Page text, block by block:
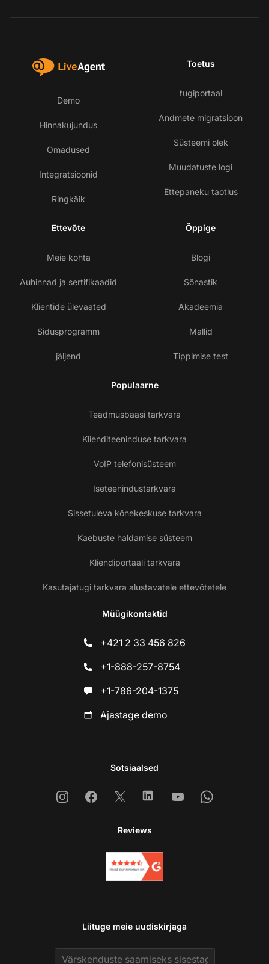
Demo
Hinnakujundus
Omadused
Integratsioonid
Ringkäik
Toetus
tugiportaal
Andmete migratsioon
Süsteemi olek
Muudatuste logi
Ettepaneku taotlus
Ettevõte
Meie kohta
Auhinnad ja sertifikaadid
Klientide ülevaated
Sidusprogramm
jäljend
Õppige
Blogi
Sõnastik
Akadeemia
Mallid
Tippimise test
Populaarne
Teadmusbaasi tarkvara
Klienditeeninduse tarkvara
VoIP telefonisüsteem
Iseteenindustarkvara
Sissetuleva kõnekeskuse tarkvara
Kaebuste haldamise süsteem
Kliendiportaali tarkvara
Kasutajatugi tarkvara alustavatele ettevõtetele
Müügikontaktid
+421 2 33 456 826
+1-888-257-8754
+1-786-204-1375
Ajastage demo
Sotsiaalsed
InstagramFacebook
X LinkedinYoutubeWhatsapp
Reviews
Liituge meie uudiskirjaga
Email address